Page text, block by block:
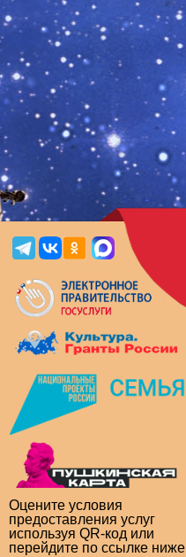
Оцените условия
предоставления услуг
используя QR-код или
перейдите по ссылке ниже